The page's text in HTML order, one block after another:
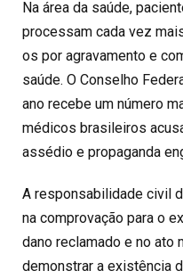
Na área da saúde,
processam cada vez
os por agravamento e
saúde. O Conselho
ano recebe um número
médicos brasileiros
assédio e propaganda
A responsabilidade civil
na comprovação para o
dano reclamado e no ato
demonstrar a existência